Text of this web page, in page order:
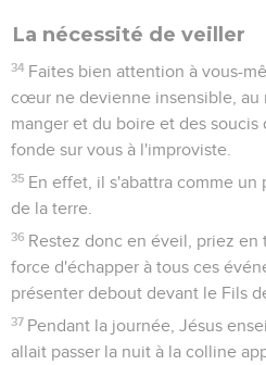
La nécessité de veiller
34 Faites bien attention à vous-
cœur ne devienne insensible, au
manger et du boire et des
fonde sur vous à l'improviste.
35 En effet, il s'abattra comme un
de la terre.
36 Restez donc en éveil, priez en
force d'échapper à tous ces
présenter debout devant le Fils
37 Pendant la journée, Jésus
allait passer la nuit à la colline